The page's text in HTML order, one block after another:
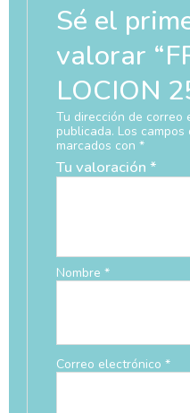
Sé el
valorar
LOCION
Tu dirección de correo
publicada. Los
marcados con *
Tu valoración *
Nombre *
Correo electrónico *